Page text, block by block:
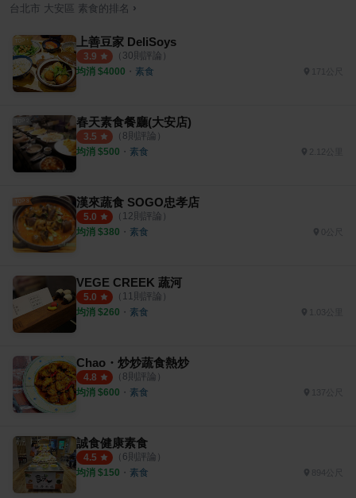
台北市 大安區 素食的排名 ›
上善豆家 DeliSoys
3.9 （ 30則評論）
均消 $4000 ・ 素食
春天素食餐廳(大安店)
3.5 （ 8則評論）
均消 $500 ・ 素食
漢來蔬食 SOGO忠孝店
5.0 （ 12則評論）
均消 $380 ・ 素食
VEGE CREEK 蔬河
5.0 （ 11 則評論）
均消 $260 ・ 素食
Chao・炒炒蔬食熱炒
4.8 （ 8則評論）
均消 $600 ・ 素食
誠食健康素食
4.5 （ 6則評論）
均消 $150 ・ 素食 894公尺